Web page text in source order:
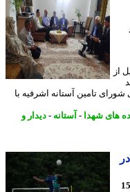
تامین آستانه اشرفیه با
شهدا-آستانه-دیدار و